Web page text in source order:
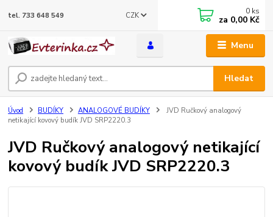
Menu
CZK
Hledat
tel. 733 648 549 0 ks
za 0,00 Kč
Úvod BUDÍKY ANALOGOVÉ BUDÍKY
JVD Ručkový analogový
netikající kovový budík JVD SRP2220.3
JVD Ručkový analogový netikající
kovový budík JVD SRP2220.3